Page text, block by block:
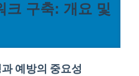
크 구축: 개요 및
예방의 중요성